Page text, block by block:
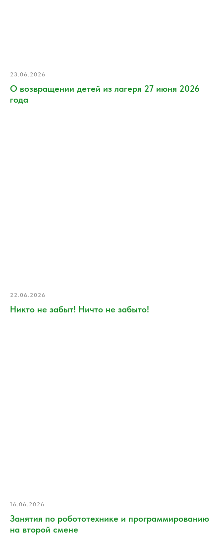
23.06.2026
О возвращении детей из лагеря 27 июня 2026
года
22.06.2026
Никто не забыт! Ничто не забыто!
16.06.2026
Занятия по робототехнике и программированию
на второй смене